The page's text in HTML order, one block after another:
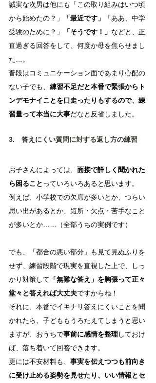
誠実な次男は他にも「この取り組みはいつ頃
から始めたの？」
「最近です」
「ああ、中学
受験のために？」
「そうです！」 などと、正
直過ぎる回答をして、何度か母を焦らせまし
た…。
普段はコミュニケーション面であまり心配の
ない子でも、 練習不足だと本番で緊張からト
ンデモナイことを口走ったりもするので、練
習量って本当に大事だなと反省しました。
3.　答えにくい質問に対する返し方の練習
お子さんによっては、 面接で詳しく聞かれた
ら困ること っていろいろあると思います。
例えば、小学校での欠席が多いとか、つらい
思い出があるとか、短所・欠点・苦手なこと
が多いとか……（全部うちの実例です）
でも、「都合の悪い部分」も見て見ぬふりを
せず、練習段階で現実を直視した上で、しっ
かり対策して 「無難な答え」を胸張って正々
堂々と答えれば大丈夫ですからね！
それに、本番でイキナリ答えにくいことを聞
かれたら、子どももうろたえてしまうと思い
ますが、おうちで事前に感情を整理しておけ
ば、落ち着いて回答できます。
更には不安材料も、 事実を伝えつつも前向き
に受け止める姿勢を見せたり、いい情報とセ